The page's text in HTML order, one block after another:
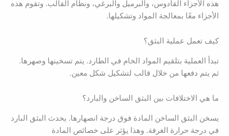
هذه الأجزاء القادوس، والبرميل والبرغي، ونظام القالب. وتقوم هذه
الأجزاء معًا بمعالجة المواد وتشكيلها.
كيف تعمل عملية البثق؟
تبدأ العملية بتلقيم المواد الخام في الطارد. يتم تسخينها وصهرها.
ثم يتم دفعها من خلال قالب لتشكيل شكل معين.
ما هي الاختلافات بين البثق الساخن والبارد؟
يسخن البثق الساخن المادة فوق درجة انصهارها. يحدث البثق البارد
في درجة حرارة الغرفة. وهذا يؤثر على خصائص المادة